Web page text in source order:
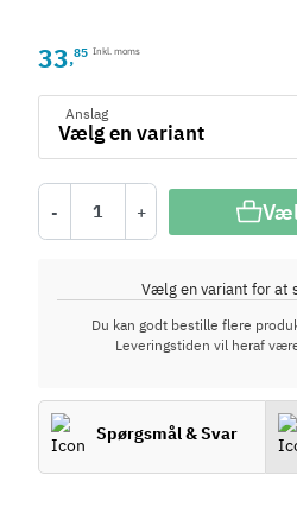
33,85 Inkl. moms
Anslag
- +
Vælg en variant for at
Du kan godt bestille flere
Leveringstiden vil heraf
Spørgsmål & Svar